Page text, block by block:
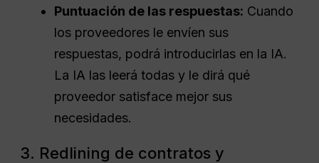
Puntuación de las respuestas: Cuando
los proveedores le envíen sus
respuestas, podrá introducirlas en la IA.
La IA las leerá todas y le dirá qué
proveedor satisface mejor sus
necesidades.
3. Redlining de contratos y